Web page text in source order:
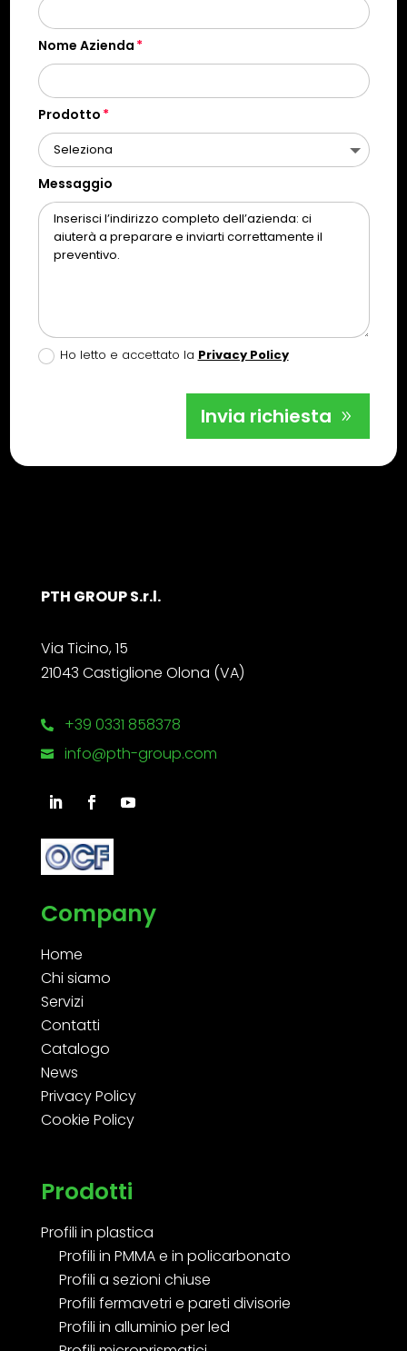
Nome Azienda
Prodotto
Messaggio
Ho letto e accettato la Privacy Policy
Invia richiesta
PTH GROUP S.r.l.
Via Ticino, 15
21043 Castiglione Olona (VA)
 +39 0331 858378
 info@pth-group.com
Company
Home
Chi siamo
Servizi
Contatti
Catalogo
News
Privacy Policy
Cookie Policy
Prodotti
Profili in plastica
Profili in PMMA e in policarbonato
Profili a sezioni chiuse
Profili fermavetri e pareti divisorie
Profili in alluminio per led